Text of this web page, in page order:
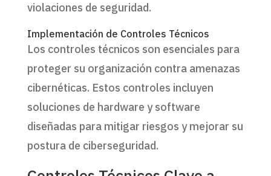
violaciones de seguridad.
Implementación de Controles Técnicos
Los controles técnicos son esenciales para
proteger su organización contra amenazas
cibernéticas. Estos controles incluyen
soluciones de hardware y software
diseñadas para mitigar riesgos y mejorar su
postura de ciberseguridad.